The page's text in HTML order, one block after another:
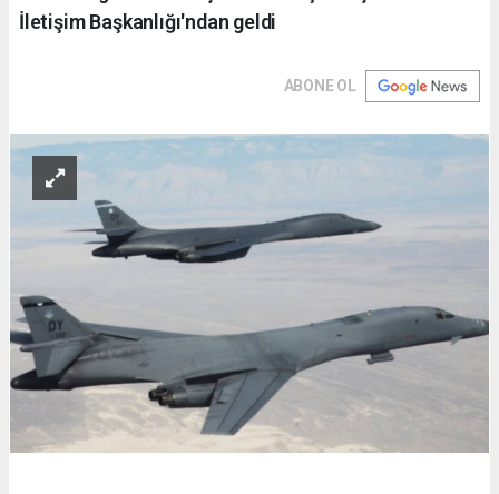
İletişim Başkanlığı'ndan geldi
ABONE OL